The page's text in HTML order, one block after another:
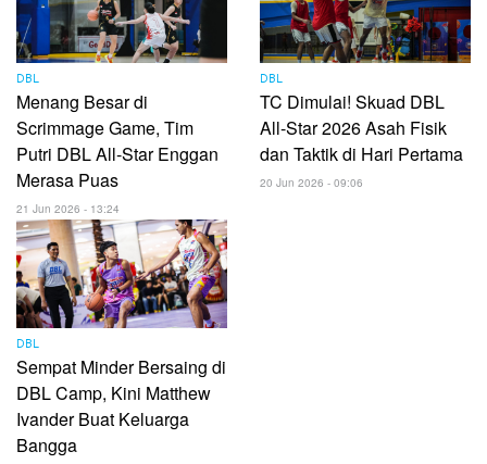
DBL
Menang Besar di
Scrimmage Game, Tim
Putri DBL All-Star Enggan
Merasa Puas
21 Jun 2026 - 13:24
DBL
TC Dimulai! Skuad DBL
All-Star 2026 Asah Fisik
dan Taktik di Hari Pertama
20 Jun 2026 - 09:06
DBL
Sempat Minder Bersaing di
DBL Camp, Kini Matthew
Ivander Buat Keluarga
Bangga